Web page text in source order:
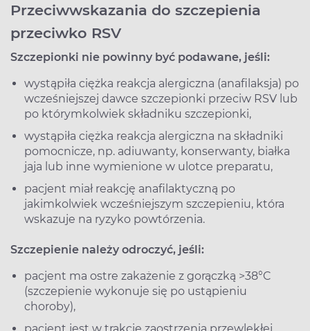
Przeciwwskazania do szczepienia
przeciwko RSV
Szczepionki nie powinny być podawane, jeśli:
wystąpiła ciężka reakcja alergiczna (anafilaksja) po
wcześniejszej dawce szczepionki przeciw RSV lub
po którymkolwiek składniku szczepionki,
wystąpiła ciężka reakcja alergiczna na składniki
pomocnicze, np. adiuwanty, konserwanty, białka
jaja lub inne wymienione w ulotce preparatu,
pacjent miał reakcję anafilaktyczną po
jakimkolwiek wcześniejszym szczepieniu, która
wskazuje na ryzyko powtórzenia.
Szczepienie należy odroczyć, jeśli:
pacjent ma ostre zakażenie z gorączką >38°C
(szczepienie wykonuje się po ustąpieniu
choroby),